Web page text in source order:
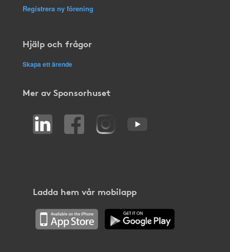
Registrera ny förening
Hjälp och frågor
Skapa ett ärende
Mer av Sponsorhuset
Ladda hem vår mobilapp